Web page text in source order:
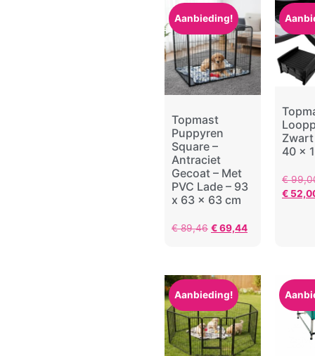
Aanbieding!
Topmast
Puppyren
Square –
Antraciet
Gecoat – Met
PVC Lade – 93
x 63 x 63 cm
€89,46 €69,44
40 x
€
€
Aanbieding!